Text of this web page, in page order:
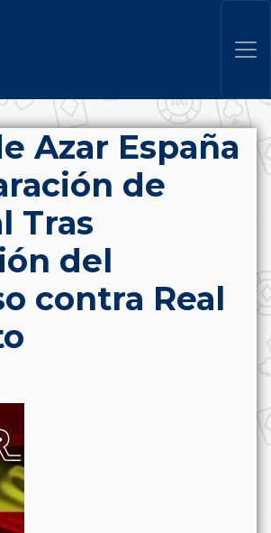
Azar España
de
Tras
del
contra Real